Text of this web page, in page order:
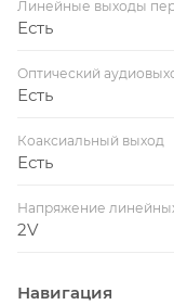
Линейные выходы
Есть
Оптический
Есть
Коаксиальный выход
Есть
Напряжение
2V
Навигация